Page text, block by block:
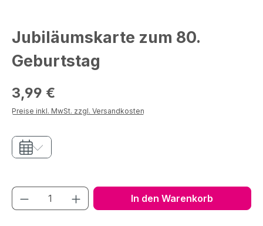
Jubiläumskarte zum 80.
Geburtstag
Regulärer Preis:
3,99 €
Preise inkl. MwSt. zzgl. Versandkosten
Produkt Anzahl: Gib den gewünschten
In den Warenkorb